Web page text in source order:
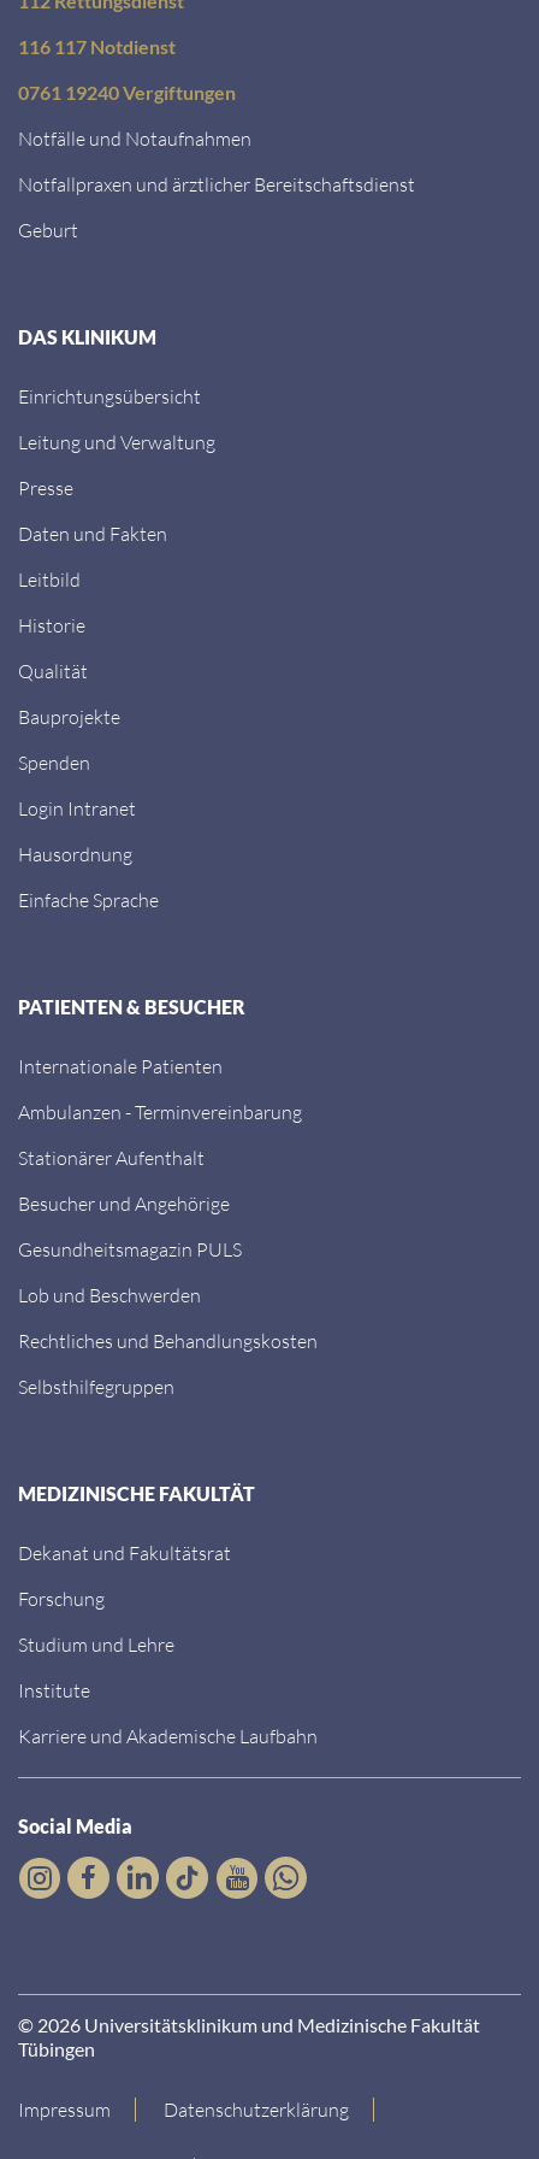
116 117 Notdienst
0761 19240 Vergiftungen
Notfälle und Notaufnahmen
Notfallpraxen und ärztlicher Bereitschaftsdienst
Geburt
DAS KLINIKUM
Einrichtungsübersicht
Leitung und Verwaltung
Presse
Daten und Fakten
Leitbild
Historie
Qualität
Bauprojekte
Spenden
Login Intranet
Hausordnung
Einfache Sprache
PATIENTEN & BESUCHER
Internationale Patienten
Ambulanzen - Terminvereinbarung
Stationärer Aufenthalt
Besucher und Angehörige
Gesundheitsmagazin PULS
Lob und Beschwerden
Rechtliches und Behandlungskosten
Selbsthilfegruppen
MEDIZINISCHE FAKULTÄT
Dekanat und Fakultätsrat
Forschung
Studium und Lehre
Institute
Karriere und Akademische Laufbahn
Social Media
© 2026 Universitätsklinikum und Medizinische Fakultät
Tübingen
Impressum Datenschutzerklärung